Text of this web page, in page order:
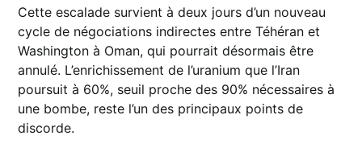
Cette escalade survient à deux jours d’un nouveau
cycle de négociations indirectes entre Téhéran et
Washington à Oman, qui pourrait désormais être
annulé. L’enrichissement de l’uranium que l’Iran
poursuit à 60%, seuil proche des 90% nécessaires à
une bombe, reste l’un des principaux points de
discorde.